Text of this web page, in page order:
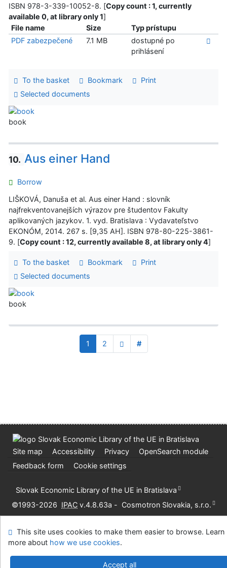
ISBN 978-3-339-10052-8. [Copy count : 1, currently
available 0, at library only 1]
File name
Size
Typ prístupu
PDF zabezpečené
7.1 MB
dostupné po
prihlásení
To the basket Bookmark
Print
Selected documents
book
10. Aus einer Hand
Borrow
LIŠKOVÁ, Danuša et al. Aus einer Hand : slovník
najfrekventovanejších výrazov pre študentov Fakulty
aplikovaných jazykov. 1. vyd. Bratislava : Vydavateľstvo
EKONÓM, 2014. 267 s. [9,35 AH]. ISBN 978-80-225-3861-
9. [Copy count : 12, currently available 8, at library only 4]
To the basket Bookmark
Print
Selected documents
book
1 2 #
Site map Accessibility Privacy
OpenSearch module
Feedback form
Cookie settings
Slovak Economic Library of the UE in Bratislava
©1993-2026 IPAC v.4.8.63a - Cosmotron Slovakia, s.r.o.
This site uses cookies to make them easier to browse. Learn
more about how we use cookies.
Accept all